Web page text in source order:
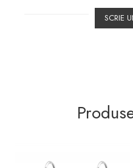
SCRIE